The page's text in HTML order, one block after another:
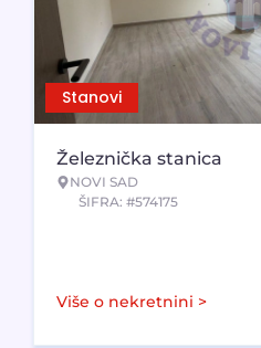
Stanovi
Železnička stanica
NOVI SAD
ŠIFRA: #574175
Više o nekretnini >